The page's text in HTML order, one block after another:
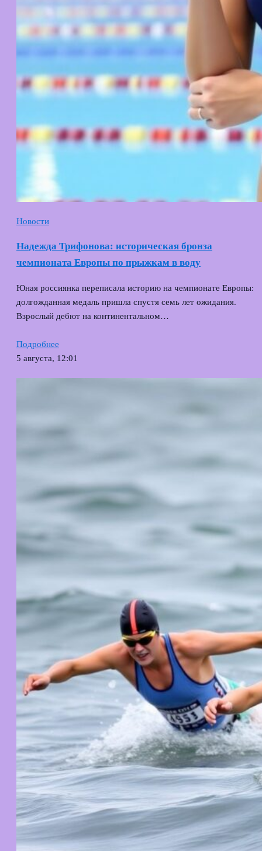
Новости
Надежда Трифонова: историческая бронза
чемпионата Европы по прыжкам в воду
Юная россиянка переписала историю на чемпионате Европы:
долгожданная медаль пришла спустя семь лет ожидания.
Взрослый дебют на континентальном…
Подробнее
5 августа, 12:01